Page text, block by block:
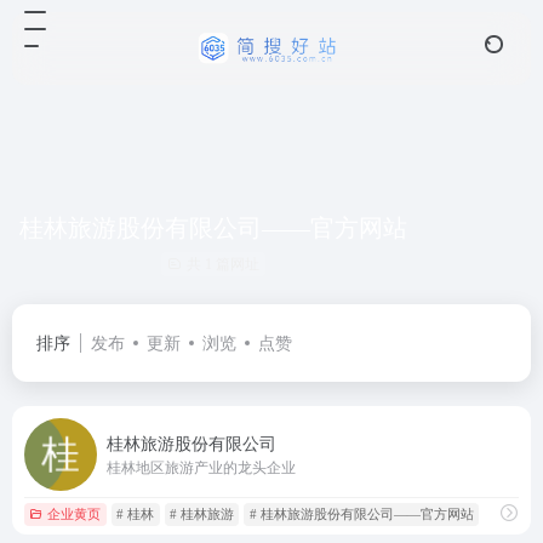
排序 发布 更新 浏览 点赞
桂林旅游股份有限公司
桂林地区旅游产业的龙头企业
企业黄页 # 桂林 # 桂林旅游 # 桂林旅游股份有限公司——官方网站